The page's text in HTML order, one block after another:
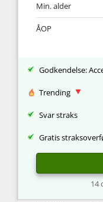
Min. alder
ÅOP
Godkendelse:
Trending
Svar straks
Gratis
14